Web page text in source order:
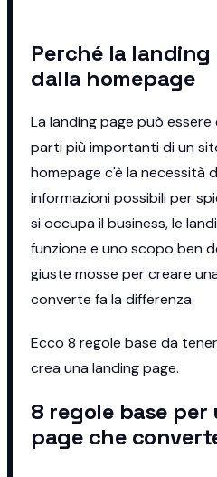
Perché la landing
dalla homepage
La landing page può
parti più importanti di un
homepage c'è la necessità
informazioni possibili per
si occupa il business, le
funzione e uno scopo ben
giuste mosse per creare
converte fa la differenza.
Ecco 8 regole base da
crea una landing page.
8 regole base
page che